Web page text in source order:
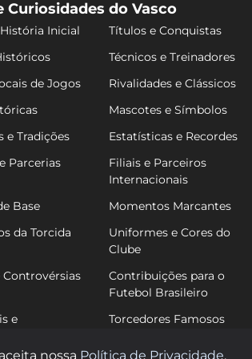
Curiosidades do Vasco
Inicial
Títulos e Conquistas
Técnicos e Treinadores
de Jogos
Rivalidades e Clássicos
Mascotes e Símbolos
e Tradições
Estatísticas e Recordes
Parcerias
Filiais e Parceiros
Internacionais
Base
Momentos Marcantes
da Torcida
Uniformes e Cores do
Clube
Controvérsias
Contribuições para o
Futebol Brasileiro
e
Torcedores Famosos
nossa Política de Privacidade.